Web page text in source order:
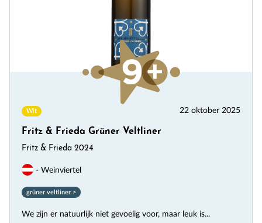
Wit 22 oktober 2025
Fritz & Frieda Grüner Veltliner
Fritz & Frieda 2024
- Weinviertel
grüner veltliner >
We zijn er natuurlijk niet gevoelig voor, maar leuk is...